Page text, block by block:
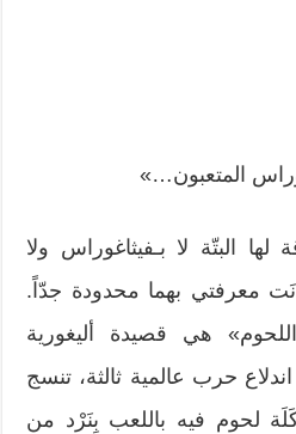
المتعبون…»
البتّة لا بـفيثاغوراس ولا
معرفتي بهما محدودة جدّاً.
هي قصيدة أليغورية
حرب عالمية ثالثة، تنسج
لحوم فيه باللعب بِنَرْد من